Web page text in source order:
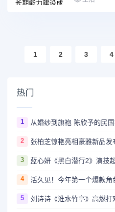
1 2 3 4
热门
1 从婚纱到旗袍 陈欣予的民
2
3 蓝心妍《黑白潜行2》演技
4
5